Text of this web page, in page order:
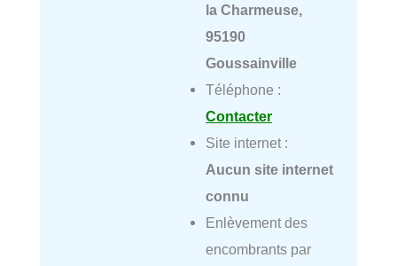
la Charmeuse,
95190
Goussainville
Téléphone :
Contacter
Site internet :
Aucun site internet
connu
Enlèvement des
encombrants par